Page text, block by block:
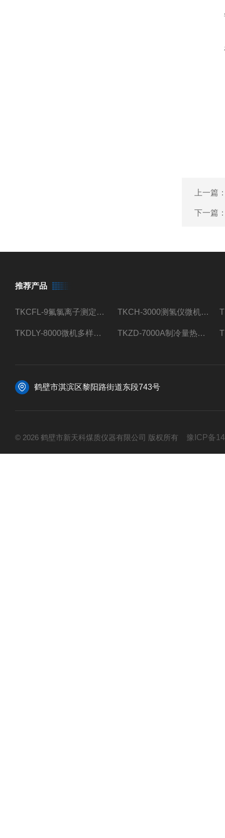
上一篇
下一篇
推荐产品
TKCFL-9氟氯离子测定仪自动煤质检测 TKCH-3000测氢仪微机氢元素测定煤质检测
TKDLY-8000微机多样测硫仪自动定硫仪化验室硫含量测定 TKZD-7000A制冷量热仪自动升降热值仪煤质检测
鹤壁市淇滨区黎阳路街道东段743号
© 2026 鹤壁市新天科煤质仪器有限公司 版权所有 豫ICP备